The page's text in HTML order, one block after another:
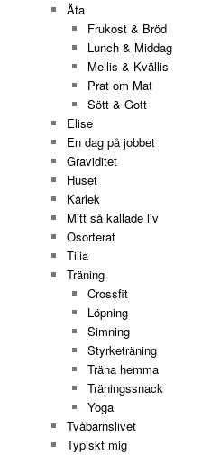
Äta
Frukost & Bröd
Lunch & Middag
Mellis & Kvällis
Prat om Mat
Sött & Gott
Elise
En dag på jobbet
Graviditet
Huset
Kärlek
Mitt så kallade liv
Osorterat
Tilia
Träning
Crossfit
Löpning
Simning
Styrketräning
Träna hemma
Träningssnack
Yoga
Tvåbarnslivet
Typiskt mig